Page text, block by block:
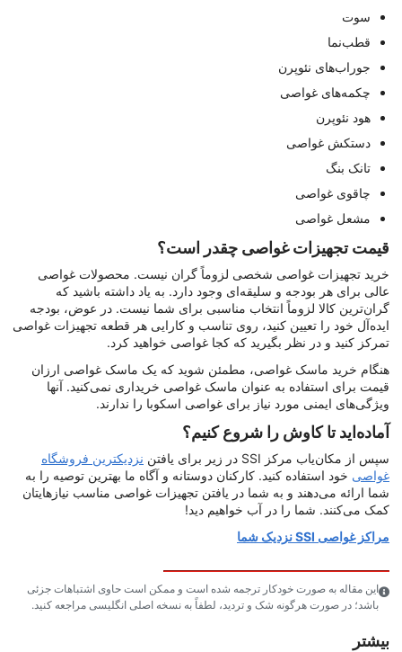
سوت
قطب‌نما
جوراب‌های نئوپرن
چکمه‌های غواصی
هود نئوپرن
دستکش غواصی
تانک بنگ
چاقوی غواصی
مشعل غواصی
قیمت تجهیزات غواصی چقدر است؟
خرید تجهیزات غواصی شخصی لزوماً گران نیست. محصولات غواصی
عالی برای هر بودجه و سلیقه‌ای وجود دارد. به یاد داشته باشید که
گران‌ترین کالا لزوماً انتخاب مناسبی برای شما نیست. در عوض، بودجه
ایده‌آل خود را تعیین کنید، روی تناسب و کارایی هر قطعه تجهیزات غواصی
تمرکز کنید و در نظر بگیرید که کجا غواصی خواهید کرد.
هنگام خرید ماسک غواصی، مطمئن شوید که یک ماسک غواصی ارزان
قیمت برای استفاده به عنوان ماسک غواصی خریداری نمی‌کنید. آنها
ویژگی‌های ایمنی مورد نیاز برای غواصی اسکوبا را ندارند.
آماده‌اید تا کاوش را شروع کنیم؟
سپس از مکان‌یاب مرکز SSI در زیر برای یافتن
نزدیکترین فروشگاه
غواصی خود استفاده کنید. کارکنان دوستانه و آگاه ما بهترین توصیه را به
شما ارائه می‌دهند و به شما در یافتن تجهیزات غواصی مناسب نیازهایتان
کمک می‌کنند. شما را در آب خواهیم دید!
مراکز غواصی SSI نزدیک شما
این مقاله به صورت خودکار ترجمه شده است و ممکن است حاوی اشتباهات جزئی
باشد؛ در صورت هرگونه شک و تردید، لطفاً به نسخه اصلی انگلیسی مراجعه کنید.
بیشتر